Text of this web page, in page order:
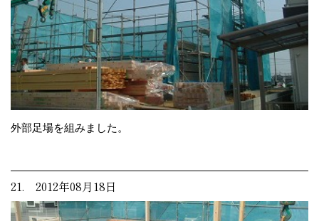
外部足場を組みました。
21. 2012年08月18日